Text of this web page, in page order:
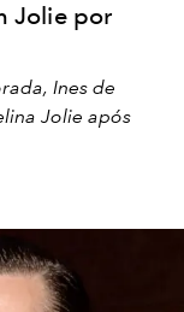
Jolie por
Ines de
Jolie após